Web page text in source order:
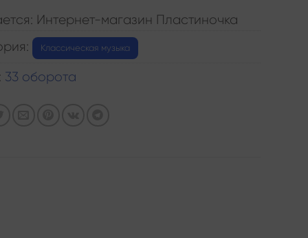
Интернет-магазин Пластиночка
Классическая музыка
33 оборота